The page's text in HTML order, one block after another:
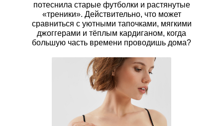
потеснила старые футболки и растянутые
«треники». Действительно, что может
сравниться с уютными тапочками, мягкими
джоггерами и тёплым кардиганом, когда
большую часть времени проводишь дома?